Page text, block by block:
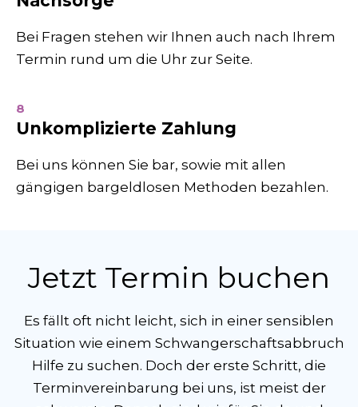
Bei Fragen stehen wir Ihnen auch nach Ihrem
Termin rund um die Uhr zur Seite.
8
Unkomplizierte Zahlung
Bei uns können Sie bar, sowie mit allen
gängigen bargeldlosen Methoden bezahlen.
Jetzt Termin buchen
Es fällt oft nicht leicht, sich in einer sensiblen
Situation wie einem Schwangerschaftsabbruch
Hilfe zu suchen. Doch der erste Schritt, die
Terminvereinbarung bei uns, ist meist der